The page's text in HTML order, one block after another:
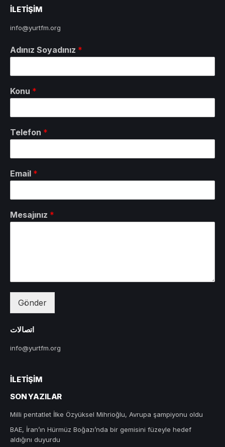
ILETIŞIM
info@yurtfm.org
Adınız Soyadınız *
Konu *
Telefon *
Email *
Mesajınız *
Gönder
اتصالات
info@yurtfm.org
İLETIŞIM
SON YAZILAR
Milli pentatlet İlke Özyüksel Mihrioğlu, Avrupa şampiyonu oldu
BAE, İran’ın Hürmüz Boğazı’nda bir gemisini füzeyle hedef
aldığını duyurdu